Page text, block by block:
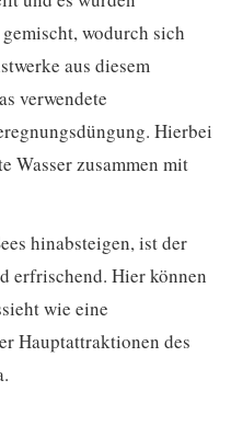
wodurch sich
aus diesem
verwendete
Hierbei
Wasser zusammen mit
hinabsteigen, ist der
erfrischend. Hier können
wie eine
Hauptattraktionen des